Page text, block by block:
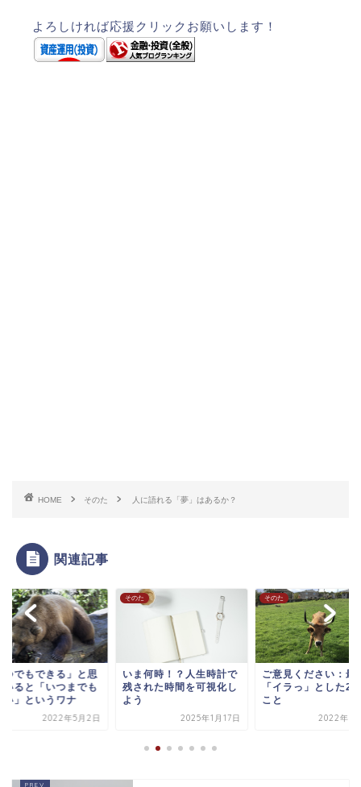
よろしければ応援クリックお願いします！
HOME そのた 人に語れる「夢」はあるか？
関連記事
つでもできる」と思
いると「いつまでも
い」というワナ
2022年5月2日
そのた
いま何時！？人生時計で
残された時間を可視化し
よう
2025年1月17日
そのた
ご意見ください：最
「イラっ」とした2
こと
2022年6